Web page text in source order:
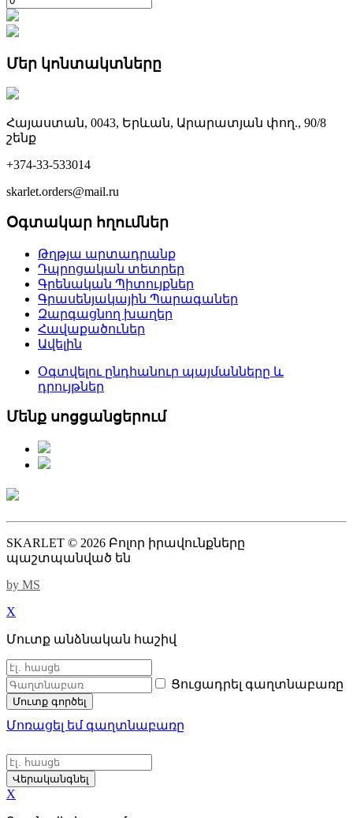
Մեր կոնտակտները
Հայաստան, 0043, Երևան, Արարատյան փող., 90/8
շենք
+374-33-533014
skarlet.orders@mail.ru
Օգտակար հղումներ
Թղթյա արտադրանք
Դպրոցական տետրեր
Գրենական Պիտույքներ
Գրասենյակային Պարագաներ
Զարգացնող խաղեր
Հավաքածուներ
Ավելին
Օգտվելու ընդհանուր պայմանները և
դրույթներ
Մենք սոցցանցերում
SKARLET © 2026 Բոլոր իրավունքները
պաշտպանված են
by MS
X
Մուտք անձնական հաշիվ
Ցուցադրել գաղտնաբառը
Մուտք գործել
Մոռացել եմ գաղտնաբառը
Վերականգնել
X